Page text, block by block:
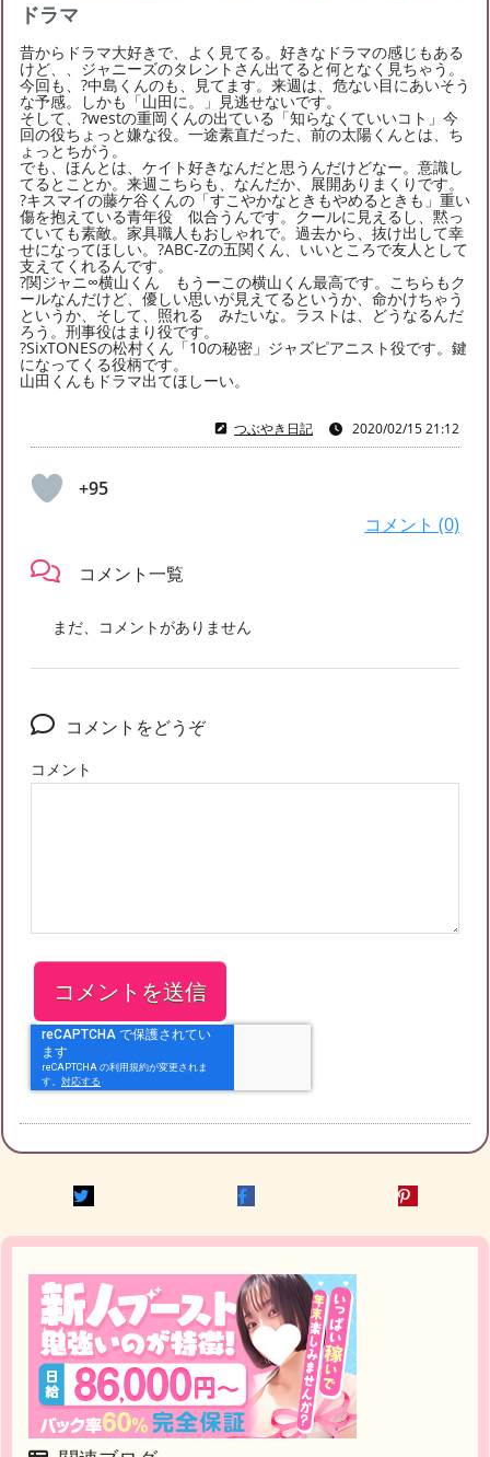
ドラマ
昔からドラマ大好きで、よく見てる。好きなドラマの感じもある
けど、、ジャニーズのタレントさん出てると何となく見ちゃう。
今回も、?中島くんのも、見てます。来週は、危ない目にあいそう
な予感。しかも「山田に。」見逃せないです。
そして、?westの重岡くんの出ている「知らなくていいコト」今
回の役ちょっと嫌な役。一途素直だった、前の太陽くんとは、ち
ょっとちがう。
でも、ほんとは、ケイト好きなんだと思うんだけどなー。意識し
てるとことか。来週こちらも、なんだか、展開ありまくりです。
?キスマイの藤ケ谷くんの「すこやかなときもやめるときも」重い
傷を抱えている青年役 似合うんです。クールに見えるし、黙っ
ていても素敵。家具職人もおしゃれで。過去から、抜け出して幸
せになってほしい。?ABC-Zの五関くん、いいところで友人として
支えてくれるんです。
?関ジャニ∞横山くん もうーこの横山くん最高です。こちらもク
ールなんだけど、優しい思いが見えてるというか、命かけちゃう
というか、そして、照れる みたいな。ラストは、どうなるんだ
ろう。刑事役はまり役です。
?SixTONESの松村くん「10の秘密」ジャズピアニスト役です。鍵
になってくる役柄です。
山田くんもドラマ出てほしーい。
つぶやき日記 2020/02/15 21:12
+95
コメント (0)
コメント一覧
まだ、コメントがありません
コメントをどうぞ
コメント